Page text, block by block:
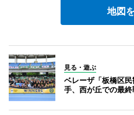
地図
見る・遊ぶ
ベレーザ「板橋区
手、西が丘での最終